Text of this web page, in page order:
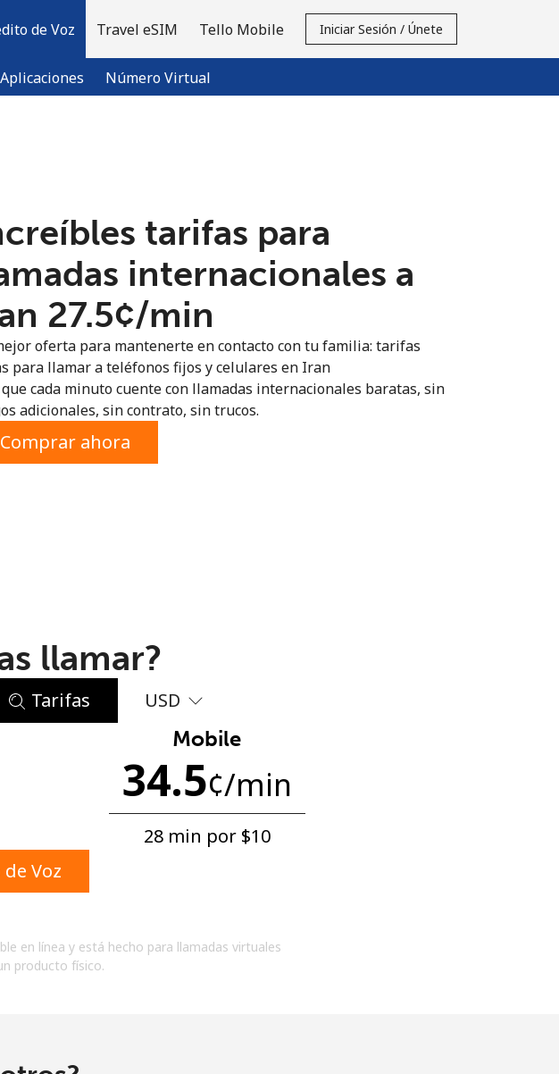
de Voz
Aplicaciones Número Virtual
Travel eSIM Tello Mobile Iniciar Sesión / Únete
sesión →
tarifas para
internacionales a
⁦27.5¢⁩/min
oferta para mantenerte en contacto con tu familia: tarifas
para llamar a teléfonos fijos y celulares en Iran
que cada minuto cuente con llamadas internacionales baratas, sin
adicionales, sin contrato, sin trucos.
Comprar ahora
llamar?
Tarifas USD
Mobile
34.5¢/min
28 min por ⁦$10⁩
Voz
en línea y está hecho para llamadas virtuales
producto físico.